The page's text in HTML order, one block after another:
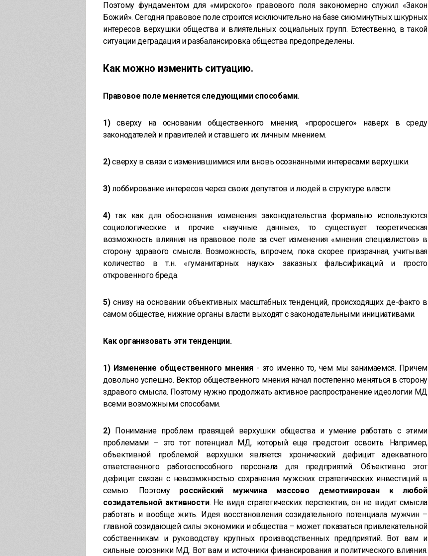
Поэтому фундаментом для «мирского» правового поля закономерно служил «Закон
Божий». Сегодня правовое поле строится исключительно на базе сиюминутных шкурных
интересов верхушки общества и влиятельных социальных групп. Естественно, в такой
ситуации деградация и разбалансировка общества предопределены.
Как можно изменить ситуацию.
Правовое поле меняется следующими способами.
1)сверху на основании общественного мнения, «проросшего» наверх в среду
законодателей и правителей и ставшего их личным мнением.
2)сверху в связи с изменившимися или вновь осознанными интересами верхушки.
3)лоббирование интересов через своих депутатов и людей в структуре власти
4)так как для обоснования изменения законодательства формально используются
социологические и прочие «научные данные», то существует теоретическая
возможность влияния на правовое поле за счет изменения «мнения специалистов» в
сторону здравого смысла. Возможность, впрочем, пока скорее призрачная, учитывая
количество в т.н. «гуманитарных науках» заказных фальсификаций и просто
откровенного бреда.
5)снизу на основании объективных масштабных тенденций, происходящих де-факто в
самом обществе, нижние органы власти выходят с законодательными инициативами.
Как организовать эти тенденции.
1) Изменение общественного мнения - это именно то, чем мы занимаемся. Причем
довольно успешно. Вектор общественного мнения начал постепенно меняться в сторону
здравого смысла. Поэтому нужно продолжать активное распространение идеологии МД
всеми возможными способами.
2)
Понимание проблем правящей верхушки общества и умение работать с этими
проблемами – это тот потенциал МД, который еще предстоит освоить. Например,
объективной проблемой верхушки является хронический дефицит адекватного
ответственного работоспособного персонала для предприятий. Объективно этот
дефицит связан с невозмжностью сохранения мужских стратегических инвестиций в
семью. Поэтому российский мужчина массово демотивирован к любой
созидательной активности. Не видя стратегических перспектив, он не видит смысла
работать и вообще жить. Идея восстановления созидательного потенциала мужчин –
главной созидающей силы экономики и общества – может показаться привлекательной
собственникам и руководству крупных производственных предприятий. Вот вам и
сильные союзники МД. Вот вам и источники финансирования и политического влияния.